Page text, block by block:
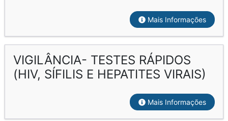
Mais Informações
VIGILÂNCIA- TESTES RÁPIDOS
(HIV, SÍFILIS E HEPATITES VIRAIS)
Mais Informações